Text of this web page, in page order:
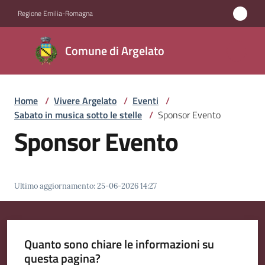
Regione Emilia-Romagna
Comune di Argelato
Comune
di
Argelato
Novità
Servizi
Vivere
Argelato
Menu selezionato
Home / Vivere Argelato / Eventi /
Sabato in musica sotto le stelle / Sponsor Evento
Sponsor Evento
Ultimo aggiornamento:25-06-2026 14:27
Quanto sono chiare le informazioni su
questa pagina?